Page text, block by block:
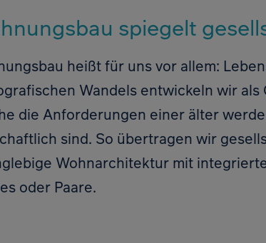
spiegelt
heißt für uns vor allem:
Wandels entwickeln wir
die Anforderun­gen einer älter
sind. So übertragen wir
Wohnarchitektur mit
oder Paare.